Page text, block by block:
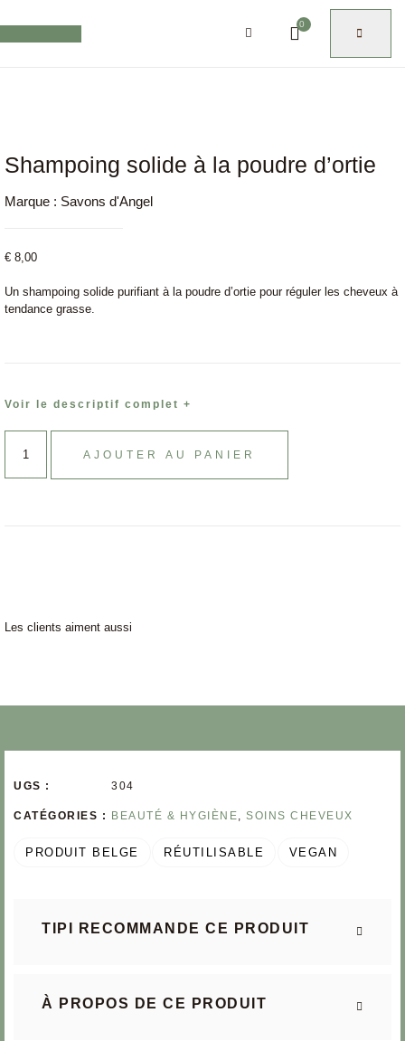
0
Shampoing solide à la poudre d’ortie
Marque : Savons d'Angel
€ 8,00
Un shampoing solide purifiant à la poudre d’ortie pour réguler les cheveux à
tendance grasse.
Voir le descriptif complet +
AJOUTER AU PANIER
Les clients aiment aussi
UGS : 304
CATÉGORIES : BEAUTÉ & HYGIÈNE SOINS CHEVEUX
PRODUIT BELGE RÉUTILISABLE VEGAN
TIPI RECOMMANDE CE PRODUIT
À PROPOS DE CE PRODUIT